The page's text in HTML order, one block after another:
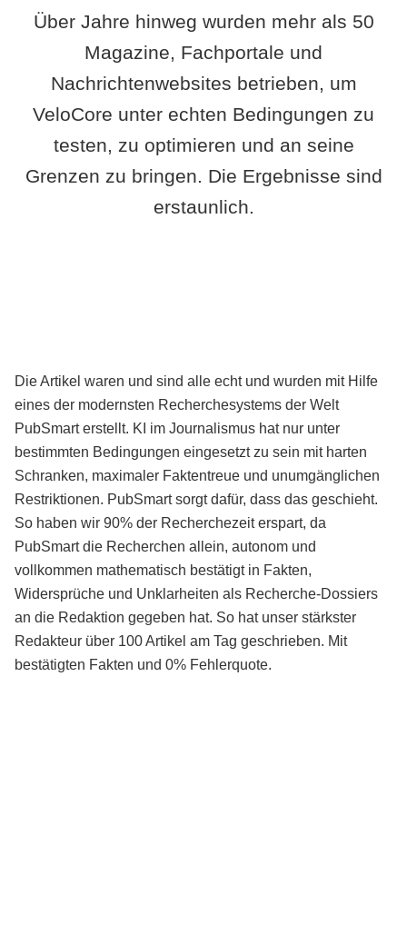
Über Jahre hinweg wurden mehr als 50
Magazine, Fachportale und
Nachrichtenwebsites betrieben, um
VeloCore unter echten Bedingungen zu
testen, zu optimieren und an seine
Grenzen zu bringen. Die Ergebnisse sind
erstaunlich.
Die Artikel waren und sind alle echt und wurden mit Hilfe
eines der modernsten Recherchesystems der Welt
PubSmart erstellt. KI im Journalismus hat nur unter
bestimmten Bedingungen eingesetzt zu sein mit harten
Schranken, maximaler Faktentreue und unumgänglichen
Restriktionen. PubSmart sorgt dafür, dass das geschieht.
So haben wir 90% der Recherchezeit erspart, da
PubSmart die Recherchen allein, autonom und
vollkommen mathematisch bestätigt in Fakten,
Widersprüche und Unklarheiten als Recherche-Dossiers
an die Redaktion gegeben hat. So hat unser stärkster
Redakteur über 100 Artikel am Tag geschrieben. Mit
bestätigten Fakten und 0% Fehlerquote.